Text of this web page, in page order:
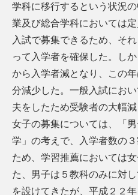
学科に移行するという状況
業及び総合学科においては
入試で募集できるため、そ
って入学者を確保した。し
から入学者減となり、この
分減少した。一般入試にお
夫をしたため受験者の大幅減
女子の募集については、「
学」の考えで、入学者数の
ため、学習推薦においては
た、男子は５教科のみに対
を設けてきたが、平成２２